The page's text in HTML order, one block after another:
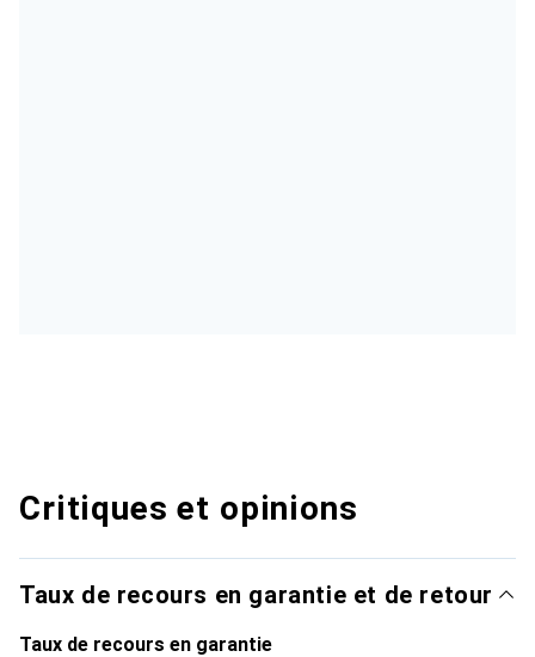
Critiques et opinions
Taux de recours en garantie et de retour
Taux de recours en garantie